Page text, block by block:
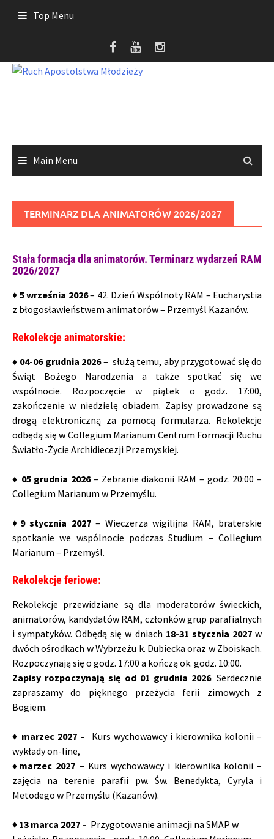
Top Menu
Main Menu
TERMINARZ DLA ANIMATORÓW 2026/2027
Stała formacja dla animatorów. Terminarz wydarzeń RAM
2026/2027
♦ 5września 2026– 42. Dzień Wspólnoty RAM – Eucharystia
z błogosławieństwem animatorów – Przemyśl Kazanów.
Rekolekcje animatorskie:
♦ 04-06 grudnia 2026– służą temu, aby przygotować się do
Świąt Bożego Narodzenia a także spotkać się we
wspólnocie. Rozpoczęcie w piątek o godz. 17:00,
zakończenie w niedzielę obiadem. Zapisy prowadzone są
drogą elektroniczną za pomocą formularza. Rekolekcje
odbędą się w Collegium Marianum Centrum Formacji Ruchu
Światło-Życie Archidiecezji Przemyskiej.
♦ 05 grudnia 2026– Zebranie diakonii RAM – godz. 20:00 –
Collegium Marianum w Przemyślu.
♦ 9 stycznia 2027– Wieczerza wigilijna RAM, braterskie
spotkanie we wspólnocie podczas Studium – Collegium
Marianum – Przemyśl.
Rekolekcje feriowe:
Rekolekcje przewidziane są dla moderatorów świeckich,
animatorów, kandydatów RAM, członków grup parafialnych
i sympatyków. Odbędą się w dniach 18-31 stycznia 2027w
dwóch ośrodkach w Wybrzeżu k. Dubiecka oraz w Zboiskach.
Rozpoczynają się o godz. 17:00 a kończą ok. godz. 10:00.
Zapisy rozpoczynają się od 01 grudnia 2026. Serdecznie
zapraszamy do pięknego przeżycia ferii zimowych z
Bogiem.
♦ marzec 2027 –
Kurs wychowawcy i kierownika kolonii –
wykłady on-line,
♦marzec 2027 – Kurs wychowawcy i kierownika kolonii –
zajęcia na terenie parafii pw. Św. Benedykta, Cyryla i
Metodego w Przemyślu (Kazanów).
♦ 13 marca 2027 – Przygotowanie animacji na SMAP w